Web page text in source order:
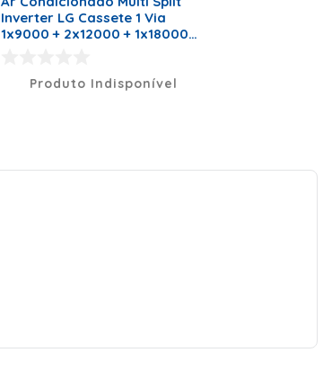
Inverter LG Cassete 1 Via
1x9000 + 2x12000 + 1x18000
A4UW30GFA2.AWGZBRZ – 220
Produto Indisponível